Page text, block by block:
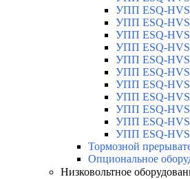
УПП ESQ-
УПП ESQ-
УПП ESQ-
УПП ESQ-
УПП ESQ-
УПП ESQ-
УПП ESQ-
УПП ESQ-
УПП ESQ-
УПП ESQ-
УПП ESQ-
Тормозной
Опциональное
Низковольтное